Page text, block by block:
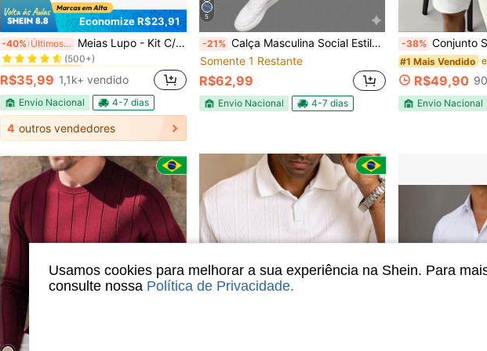
Economize R$23,91
-40% Últimos 3 dias Meias Lupo - Kit C/ 3 Pares Meias Masculinas Lupo Cano Medio
#5 Mais Vendido
em Outono/Inverno Meias Masculinas
(500+)
#5 Mais Vendido
(500+)
#5 Mais Vendido
(500+)
#5 Mais Vendido
em Outono/Inverno Meias Masculinas
(500+)
R$35,99 1,1k+ vendido
Envio Nacional 4-7 dias
4 outros vendedores
5
-21% Calça Masculina Social Estilo Casual Chic- Alfaiataria Moderda- ABA
Somente 1 Restante
R$62,99
Envio Nacional 4-7 dias
-38% Conjunto Streetwear LA NY City
#1 Mais Vendido
R$49,90
Envio Nacional
Usamos cookies para melhorar a sua experiência na Shein. Para
consulte nossa Política de Privacidade.